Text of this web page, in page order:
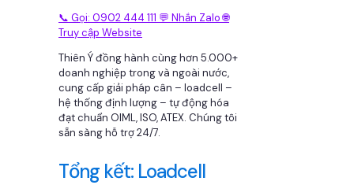
📞 Gọi: 0902 444 111 💬 Nhắn Zalo🌐
Truy cập Website
Thiên Ý đồng hành cùng hơn 5.000+
doanh nghiệp trong và ngoài nước,
cung cấp giải pháp cân – loadcell –
hệ thống định lượng – tự động hóa
đạt chuẩn OIML, ISO, ATEX. Chúng tôi
sẵn sàng hỗ trợ 24/7.
Tổng kết: Loadcell